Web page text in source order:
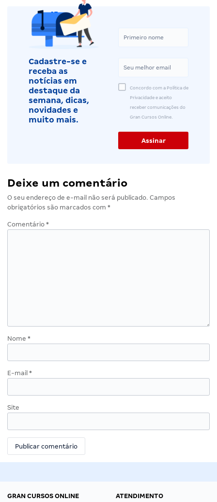
Cadastre-se e
receba as
notícias em
destaque da
semana, dicas,
novidades e
muito mais.
Concordo com a Política de
Privacidade e aceito
receber comunicações do
Gran Cursos Online.
Deixe um comentário
O seu endereço de e-mail não será publicado. Campos
obrigatórios são marcados com *
Comentário *
Nome *
E-mail *
Site
GRAN CURSOS ONLINE
ATENDIMENTO